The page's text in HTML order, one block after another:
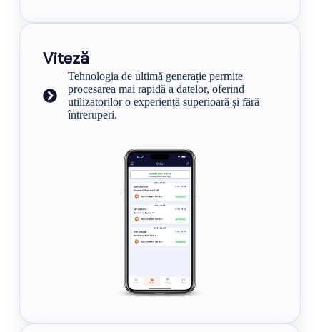
Viteză
Tehnologia de ultimă generație permite
procesarea mai rapidă a datelor, oferind
utilizatorilor o experiență superioară și fără
întreruperi.